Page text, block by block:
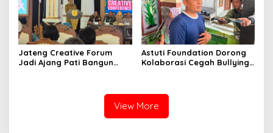
Jateng Creative Forum
Jadi Ajang Pati Bangun
Astuti Foundation Dorong
Kolaborasi Cegah Bullying
View More